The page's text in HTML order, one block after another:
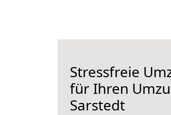
Stressfreie
für Ihren
Sarstedt